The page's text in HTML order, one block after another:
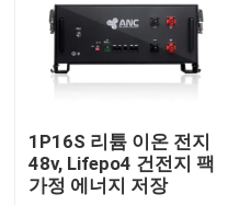
홈
1P16S 리튬 이온 전지
48v, Lifepo4 건전지 팩
가정 에너지 저장